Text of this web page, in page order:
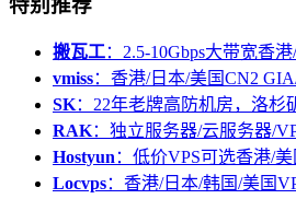
搬瓦工：2.5-10Gbps大带宽香
vmiss：香港/日本/美国CN2
SK：22年老牌高防机房，洛杉
RAK：独立服务器/云服务器/
Hostyun：低价VPS可选香港/
Locvps：香港/日本/韩国/美国